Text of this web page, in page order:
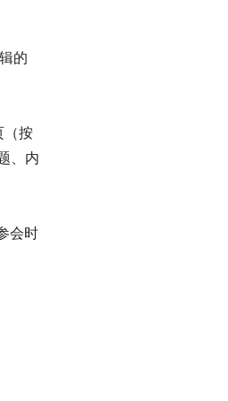
的
（按
、内
会时